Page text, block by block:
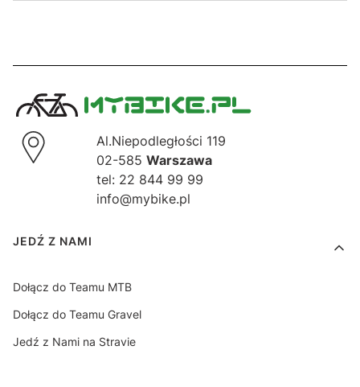
Al.Niepodległości 119
02-585 Warszawa
tel: 22 844 99 99
info@mybike.pl
Linki w stopce
JEDŹ Z NAMI
Dołącz do Teamu MTB
Dołącz do Teamu Gravel
Jedź z Nami na Stravie